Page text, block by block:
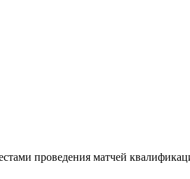
проведения матчей